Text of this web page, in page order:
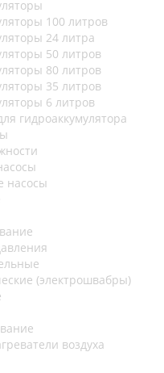
100 литров
24 литра
50 литров
80 литров
35 литров
6 литров
гидроаккумулятора
насосы
(электрошвабры)
воздуха